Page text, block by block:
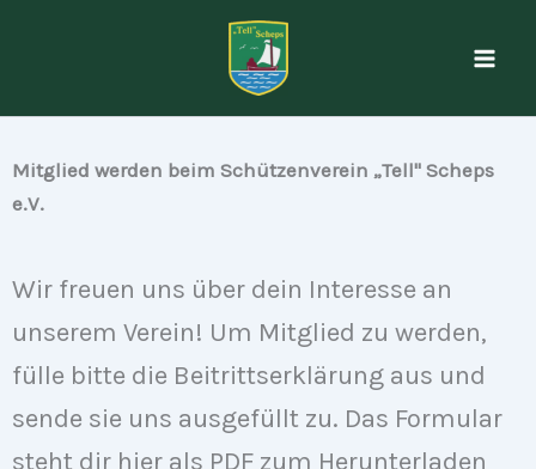
Mitglied werden beim Schützenverein „Tell" Scheps
e.V.
Wir freuen uns über dein Interesse an
unserem Verein! Um Mitglied zu werden,
fülle bitte die Beitrittserklärung aus und
sende sie uns ausgefüllt zu. Das Formular
steht dir hier als PDF zum Herunterladen